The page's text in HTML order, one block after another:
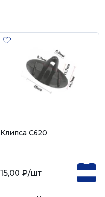
Клипса С620
15,00 ₽/шт